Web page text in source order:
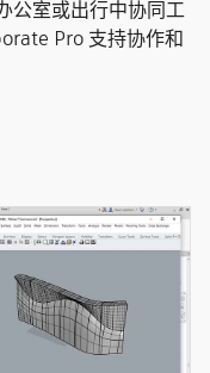
公室或出行中协同工
Pro 支持协作和